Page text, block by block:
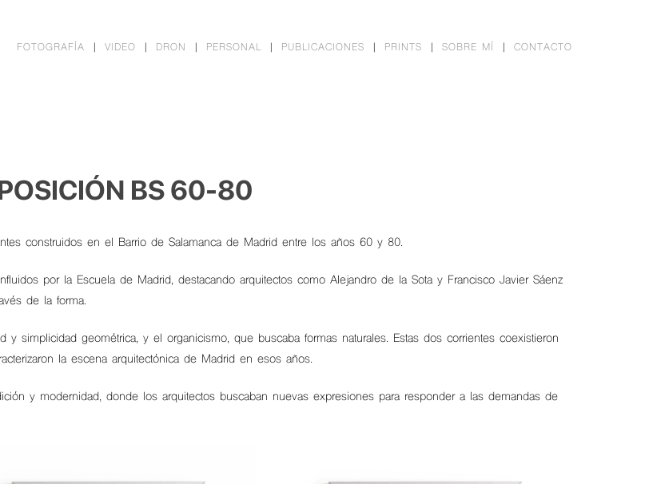
FOTOGRAFÍA VIDEO DRON PERSONAL PUBLICACIONES PRINTS SOBRE MÍ CONTACTO
BS 60-80
construidos en el Barrio de Salamanca de Madrid entre los años 60 y 80.
por la Escuela de Madrid, destacando arquitectos como Alejandro de la Sota y Francisco Javier Sáenz
de la forma.
simplicidad geométrica, y el organicismo, que buscaba formas naturales. Estas dos corrientes coexistieron
la escena arquitectónica de Madrid en esos años.
y modernidad, donde los arquitectos buscaban nuevas expresiones para responder a las demandas de